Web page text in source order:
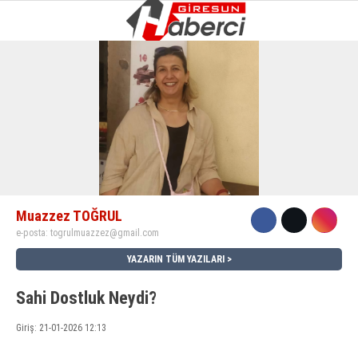
9.5°
VİDEO
ASAYIŞ
YAŞAM
EĞITIM
Muazzez TOĞRUL
e-posta: togrulmuazzez@gmail.com
YAZARIN TÜM YAZILARI
Sahi Dostluk Neydi?
Giriş: 21-01-2026 12:13